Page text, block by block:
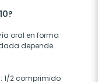
oral en forma
depende
: 1/2 comprimido